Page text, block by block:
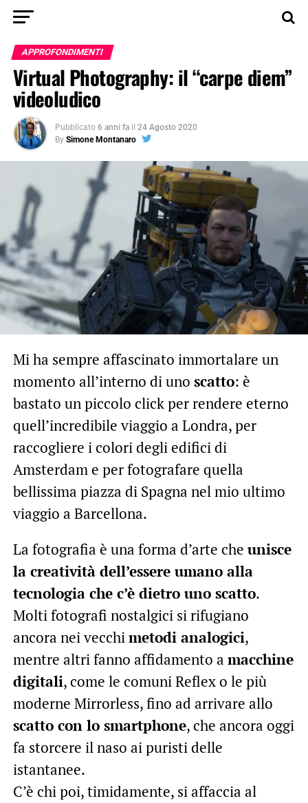
APPROFONDIMENTI
Virtual Photography: il “carpe diem”
videoludico
Pubblicato 6 anni fa il 24 Agosto 2020
By Simone Montanaro
Mi ha sempre affascinato immortalare un
momento all’interno di uno scatto: è
bastato un piccolo click per rendere eterno
quell’incredibile viaggio a Londra, per
raccogliere i colori degli edifici di
Amsterdam e per fotografare quella
bellissima piazza di Spagna nel mio ultimo
viaggio a Barcellona.
La fotografia è una forma d’arte che unisce
la creatività dell’essere umano alla
tecnologia che c’è dietro uno scatto.
Molti fotografi nostalgici si rifugiano
ancora nei vecchimetodi analogici,
mentre altri fanno affidamento a macchine
digitali, come le comuni Reflex o le più
moderne Mirrorless, fino ad arrivare allo
scatto con lo smartphone, che ancora oggi
fa storcere il naso ai puristi delle
istantanee.
C’è chi poi, timidamente, si affaccia al